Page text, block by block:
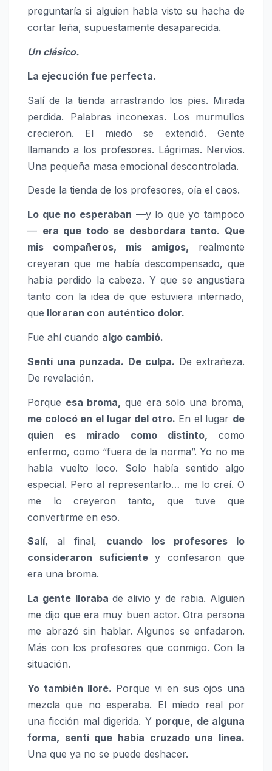
preguntaría si alguien había visto su hacha de
cortar leña, supuestamente desaparecida.
Un clásico.
La ejecución fue perfecta.
Salí de la tienda arrastrando los pies. Mirada
perdida. Palabras inconexas. Los murmullos
crecieron. El miedo se extendió. Gente
llamando a los profesores. Lágrimas. Nervios.
Una pequeña masa emocional descontrolada.
Desde la tienda de los profesores, oía el caos.
Lo que no esperaban —y lo que yo tampoco
— era que todo se desbordara tanto. Que
mis compañeros, mis amigos, realmente
creyeran que me había descompensado, que
había perdido la cabeza. Y que se angustiara
tanto con la idea de que estuviera internado,
que lloraran con auténtico dolor.
Fue ahí cuando algo cambió.
Sentí una punzada. De culpa. De extrañeza.
De revelación.
Porque esa broma, que era solo una broma,
me colocó en el lugar del otro. En el lugar de
quien es mirado como distinto, como
enfermo, como “fuera de la norma”. Yo no me
había vuelto loco. Solo había sentido algo
especial. Pero al representarlo… me lo creí. O
me lo creyeron tanto, que tuve que
convertirme en eso.
Salí, al final, cuando los profesores lo
consideraron suficientey confesaron que
era una broma.
La gente lloraba de alivio y de rabia. Alguien
me dijo que era muy buen actor. Otra persona
me abrazó sin hablar. Algunos se enfadaron.
Más con los profesores que conmigo. Con la
situación.
Yo también lloré. Porque vi en sus ojos una
mezcla que no esperaba. El miedo real por
una ficción mal digerida. Y porque, de alguna
forma, sentí que había cruzado una línea.
Una que ya no se puede deshacer.